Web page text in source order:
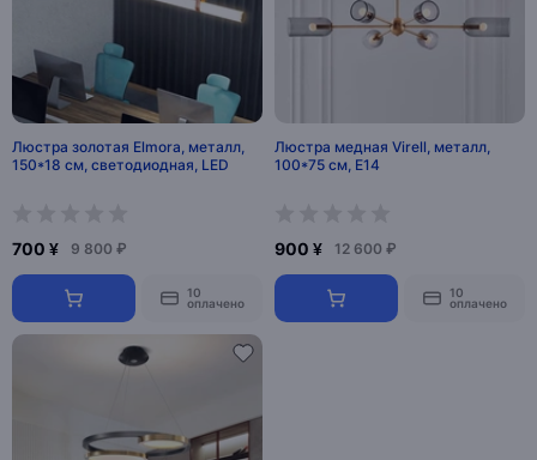
Люстра золотая Elmora, металл,
150*18 см, светодиодная, LED
700 ¥ 9 800 ₽
10
оплачено
Люстра медная Virell, металл,
100*75 см, Е14
900 ¥ 12 600 ₽
10
оплачено